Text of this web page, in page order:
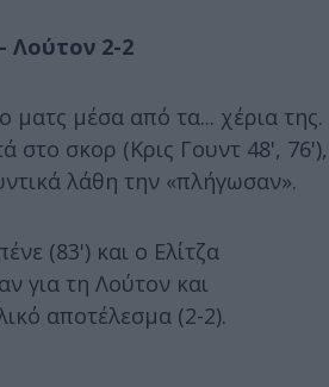
Λούτον 2-2
ματς μέσα από τα... χέρια της.
στο σκορ (Κρις Γουντ 48', 76'),
λάθη την «πλήγωσαν».
(83') και ο Ελίτζα
για τη Λούτον και
αποτέλεσμα (2-2).